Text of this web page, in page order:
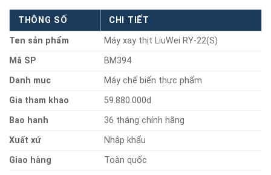
THÔNG SỐ
CHI TIẾT
Ten sản phẩm
Máy xay thịt LiuWei RY-22(S)
Mã SP
BM394
Danh muc
Máy chế biến thực phẩm
Gia tham khao
59.880.000d
Bao hanh
36 tháng chính hãng
Xuất xứ
Nhập khẩu
Giao hàng
Toàn quốc